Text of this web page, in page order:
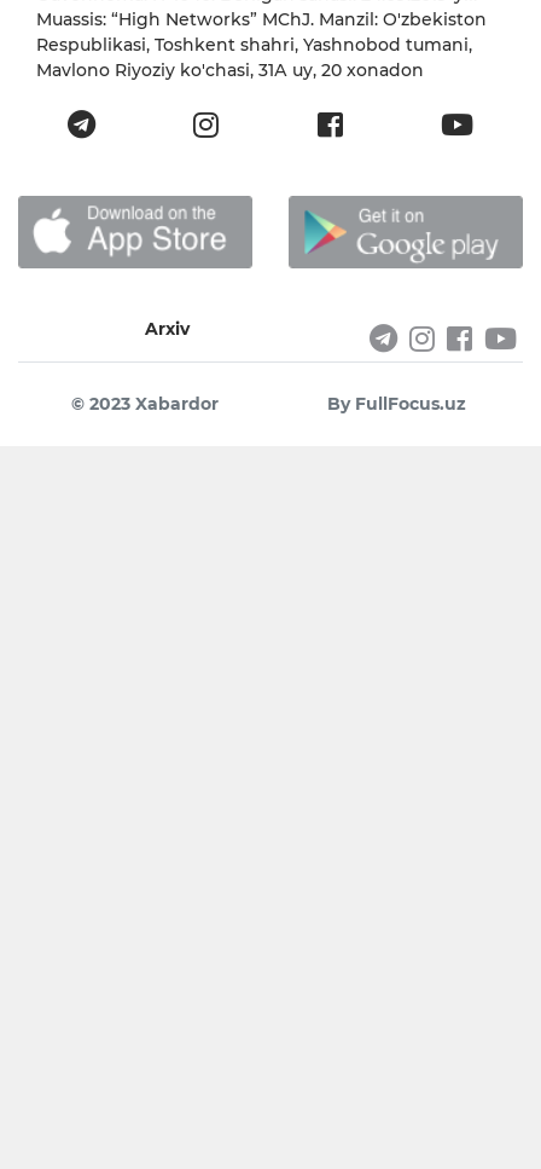
Muassis: “High Networks” MChJ. Manzil: O'zbekiston
Respublikasi, Toshkent shahri, Yashnobod tumani,
Mavlono Riyoziy ko'chasi, 31А uy, 20 xonadon
Arxiv
© 2023 Xabardor By FullFocus.uz